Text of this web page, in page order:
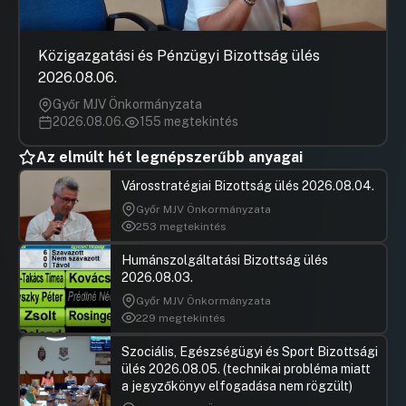
szerződés 3. számú módosítására
22 Javaslat a Dunaújvárosi Turisztikai
Nonprofit Kft. tevékenységi köreinek
módosítására – Alapító okirat módosítás
HozzászólásokUgrás a napirendi pontra
23 Javaslat a Dunanett Nonprofit Kft.
tevékenységi köreinek módosítására –
Alapító okirat módosítás
HozzászólásokUgrás a napirendi pontra
Tóth
24 Javaslat a Dunaújvárosi Partvédelmi
Vállalat tevékenységi köreinek
módosítására
HozzászólásokUgrás a napirendi pontra
25 Javaslat az autóbusszal végzett helyi
személyszállítási közszolgáltatás
kiegészítésére, a helyközi járatok
integrálására hivatott megállapodás
jóváhagyására
HozzászólásokUgrás a napirendi pontra
Tóth
26 Javaslat a MOHU MOL
Közigazgatási és Pénzügyi Bizottság ülés
2026.08.06.
Győr MJV Önkormányzata
2026.08.06.
155 megtekintés
Az elmúlt hét legnépszerűbb anyagai
Városstratégiai Bizottság ülés 2026.08.04.
Győr MJV Önkormányzata
253 megtekintés
Humánszolgáltatási Bizottság ülés
2026.08.03.
Győr MJV Önkormányzata
229 megtekintés
Szociális, Egészségügyi és Sport Bizottsági
ülés 2026.08.05. (technikai probléma miatt
a jegyzőkönyv elfogadása nem rögzült)